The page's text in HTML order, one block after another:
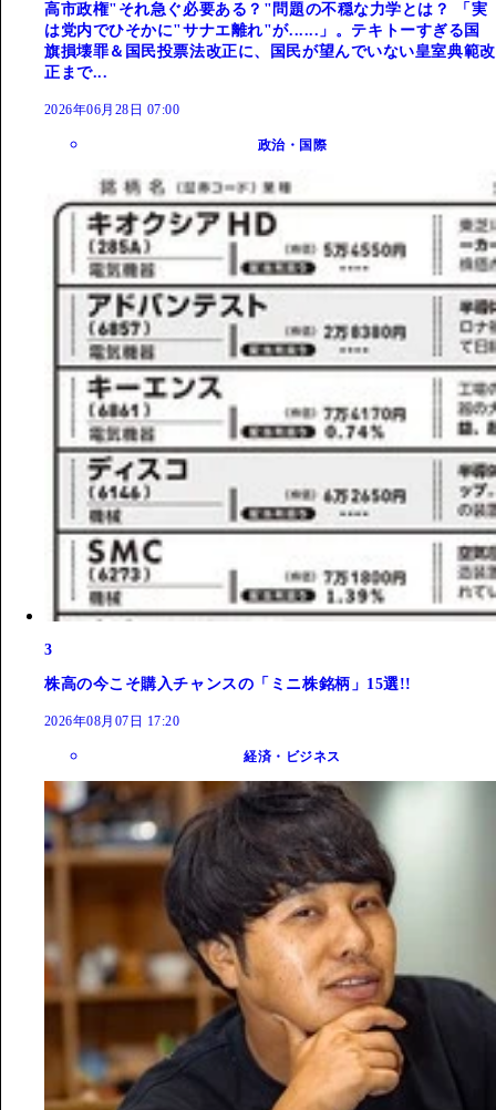
高市政権"それ急ぐ必要ある？"問題の不穏な力学とは？ 「実
は党内でひそかに"サナエ離れ"が......」。テキトーすぎる国
旗損壊罪＆国民投票法改正に、国民が望んでいない皇室典範改
正まで...
2026年06月28日 07:00
政治・国際
3
株高の今こそ購入チャンスの「ミニ株銘柄」15選!!
2026年08月07日 17:20
経済・ビジネス